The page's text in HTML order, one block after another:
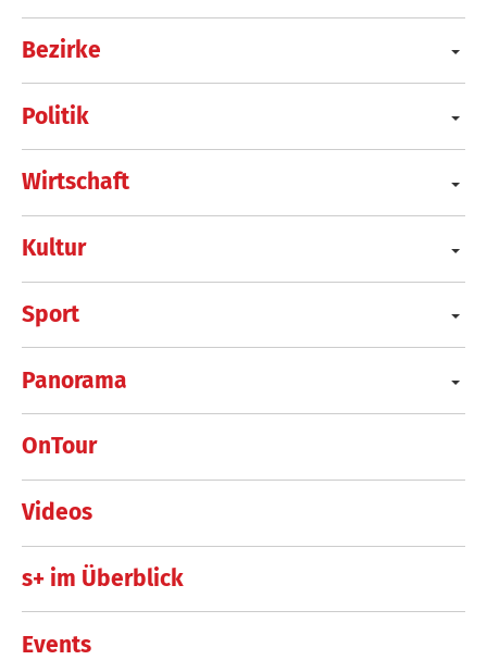
Bezirke
Politik
Wirtschaft
Kultur
Sport
Panorama
OnTour
Videos
s+ im Überblick
Events